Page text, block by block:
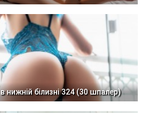
нижній білизні 324 (30 шпалер)